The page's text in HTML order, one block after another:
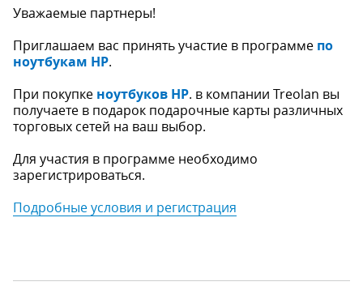
Уважаемые партнеры!
Приглашаем вас принять участие в программе по
ноутбукам HP.
При покупке ноутбуков HP. в компании Treolan вы
получаете в подарок подарочные карты различных
торговых сетей на ваш выбор.
Для участия в программе необходимо
зарегистрироваться.
Подробные условия и регистрация